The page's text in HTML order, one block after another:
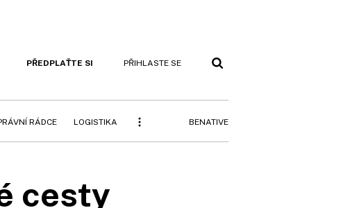
PŘEDPLAŤTE SI PŘIHLASTE SE
RÁDCE LOGISTIKA BENATIVE
cesty